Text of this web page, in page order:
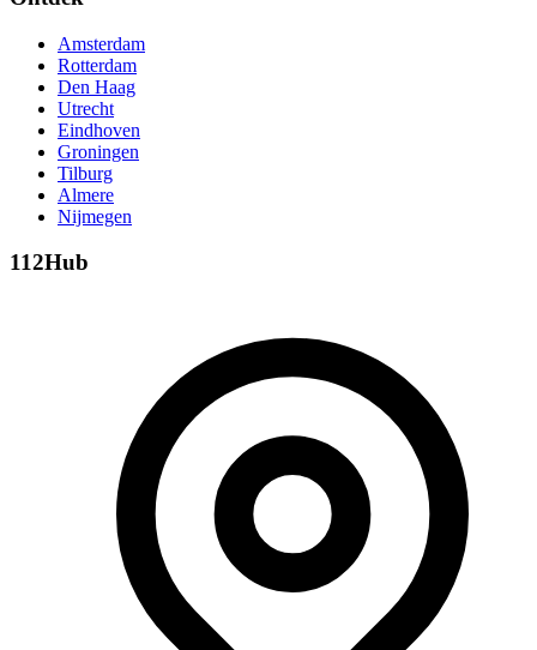
Amsterdam
Rotterdam
Den Haag
Utrecht
Eindhoven
Groningen
Tilburg
Almere
Nijmegen
112Hub